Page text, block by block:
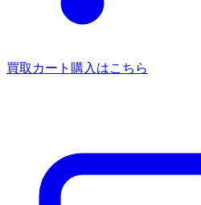
買取カート 購入はこちら